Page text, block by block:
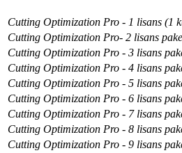
Cutting Optimization Pro - 1 lisans (1
Cutting Optimization Pro- 2 lisans
Cutting Optimization Pro - 3 lisans
Cutting Optimization Pro - 4 lisans
Cutting Optimization Pro - 5 lisans
Cutting Optimization Pro - 6 lisans
Cutting Optimization Pro - 7 lisans
Cutting Optimization Pro - 8 lisans
Cutting Optimization Pro - 9 lisans